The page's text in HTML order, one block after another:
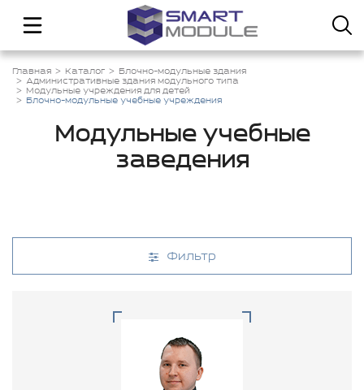
Главная Каталог
Блочно-модульные здания
Административные здания модульного типа
Модульные учреждения для детей
Блочно-модульные учебные учреждения
Модульные учебные
заведения
Фильтр